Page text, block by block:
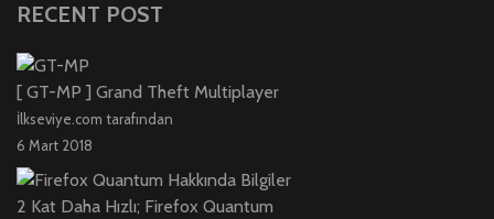
RECENT POST
[ GT-MP ] Grand Theft Multiplayer
İlkseviye.com tarafından
6 Mart 2018
2 Kat Daha Hızlı; Firefox Quantum